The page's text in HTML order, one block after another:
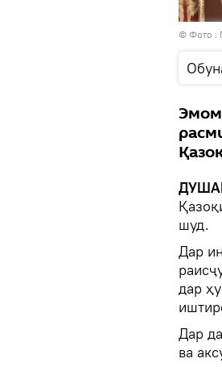
© Фото :
шуд.
Дар
дар
Дар
ва